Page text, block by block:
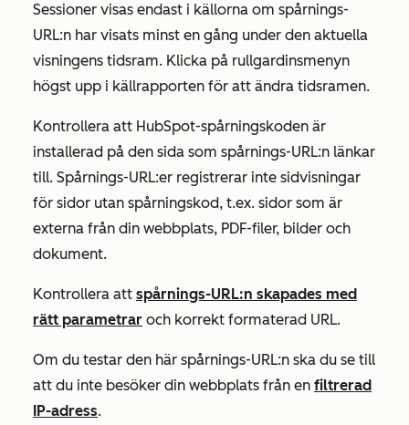
Sessioner visas endast i källorna om spårnings-
URL:n har visats minst en gång under den aktuella
visningens tidsram. Klicka på rullgardinsmenyn
högst upp i källrapporten för att ändra tidsramen.
Kontrollera att HubSpot-spårningskoden är
installerad på den sida som spårnings-URL:n länkar
till. Spårnings-URL:er registrerar inte sidvisningar
för sidor utan spårningskod, t.ex. sidor som är
externa från din webbplats, PDF-filer, bilder och
dokument.
Kontrollera att spårnings-URL:n skapades med
rätt parametrar och korrekt formaterad URL.
Om du testar den här spårnings-URL:n ska du se till
att du inte besöker din webbplats från en filtrerad
IP-adress.